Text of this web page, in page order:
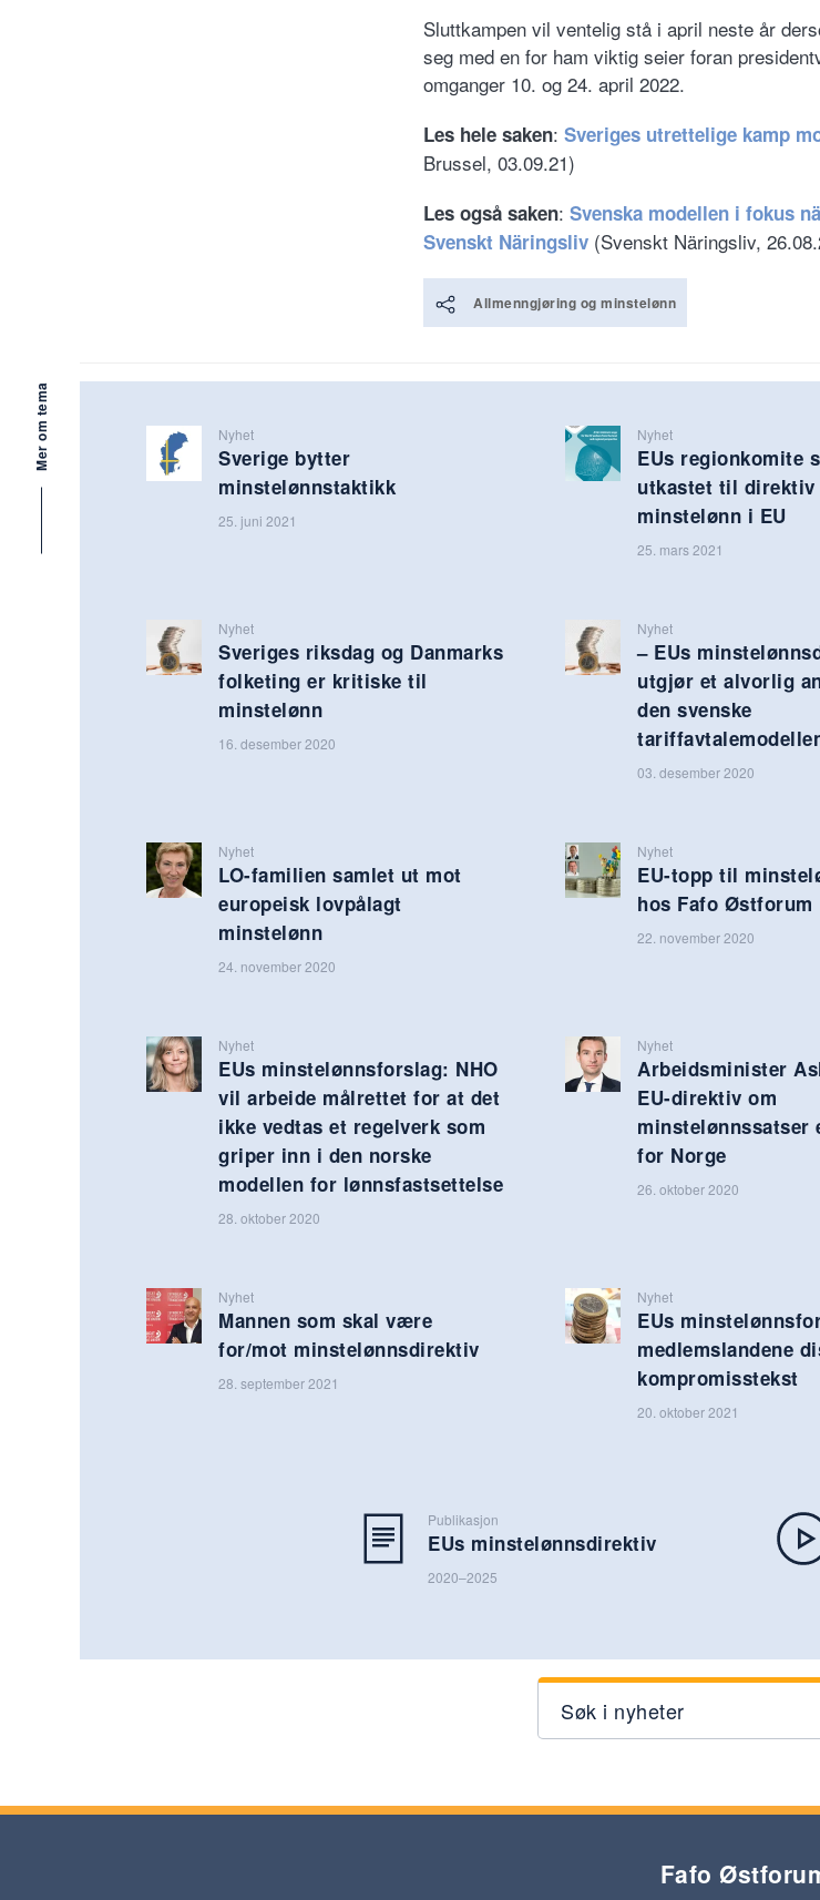
Sluttkampen vil ventelig stå i april neste år
seg med en for ham viktig seier foran
omganger 10. og 24. april 2022.
Les hele saken: Sveriges utrettelige kamp
Brussel, 03.09.21)
Les også saken: Svenska modellen i fokus
Svenskt Näringsliv (Svenskt Näringsliv,
Allmenngjøring og minstelønn
Nyhet
Sverige bytter
minstelønnstaktikk
25. juni 2021
Nyhet
EUs regionkomite
utkastet til direktiv
minstelønn i EU
25. mars 2021
Nyhet
Sveriges riksdag og Danmarks
folketing er kritiske til
minstelønn
16. desember 2020
Nyhet
– EUs
utgjør et alvorlig
den svenske
03. desember 2020
Nyhet
LO-familien samlet ut mot
europeisk lovpålagt
minstelønn
24. november 2020
Nyhet
EU-topp til
hos Fafo Østforum
22. november 2020
Nyhet
EUs minstelønnsforslag: NHO
vil arbeide målrettet for at det
ikke vedtas et regelverk som
griper inn i den norske
modellen for lønnsfastsettelse
28. oktober 2020
Nyhet
Arbeidsminister
EU-direktiv om
minstelønnssatser
for Norge
26. oktober 2020
Nyhet
Mannen som skal være
for/mot minstelønnsdirektiv
28. september 2021
Nyhet
EUs
medlemslandene
kompromisstekst
20. oktober 2021
Publikasjon
EUs minstelønnsdirektiv
2020–2025
Mer om tema
Søk i nyheter
Fafo